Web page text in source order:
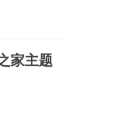
家主题